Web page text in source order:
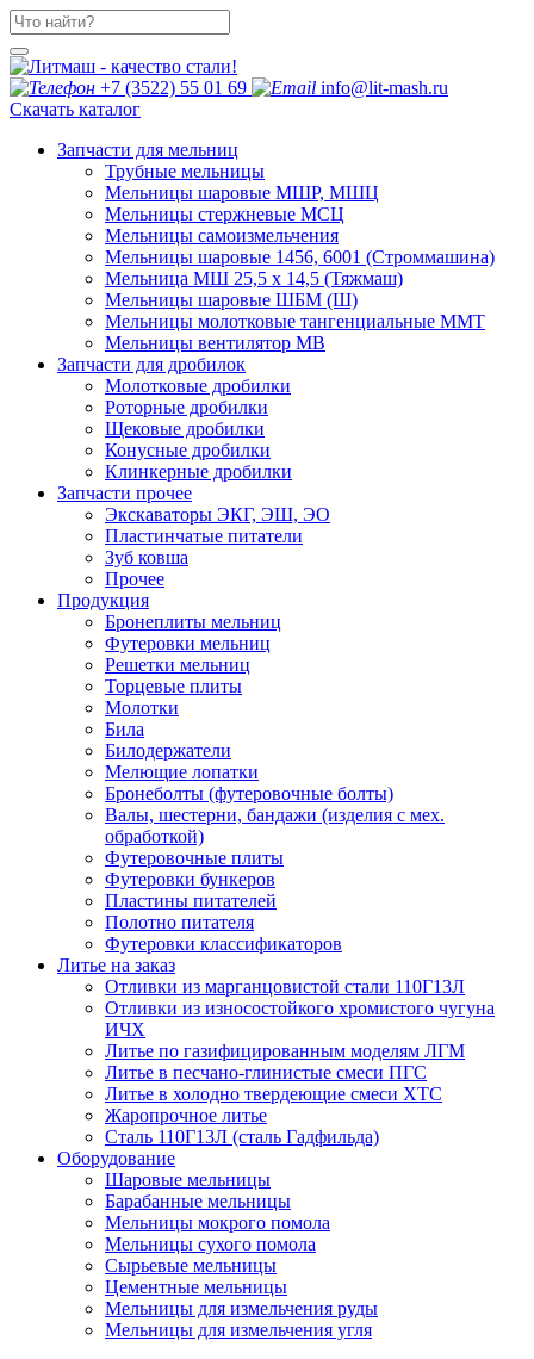
+7 (3522) 55 01 69
info@lit-mash.ru
Скачать каталог
Запчасти для мельниц
Трубные мельницы
Мельницы шаровые МШР, МШЦ
Мельницы стержневые МСЦ
Мельницы самоизмельчения
Мельницы шаровые 1456, 6001 (Строммашина)
Мельница МШ 25,5 х 14,5 (Тяжмаш)
Мельницы шаровые ШБМ (Ш)
Мельницы молотковые тангенциальные ММТ
Мельницы вентилятор МВ
Запчасти для дробилок
Молотковые дробилки
Роторные дробилки
Щековые дробилки
Конусные дробилки
Клинкерные дробилки
Запчасти прочее
Экскаваторы ЭКГ, ЭШ, ЭО
Пластинчатые питатели
Зуб ковша
Прочее
Продукция
Бронеплиты мельниц
Футеровки мельниц
Решетки мельниц
Торцевые плиты
Молотки
Била
Билодержатели
Мелющие лопатки
Бронеболты (футеровочные болты)
Валы, шестерни, бандажи (изделия с мех.
обработкой)
Футеровочные плиты
Футеровки бункеров
Пластины питателей
Полотно питателя
Футеровки классификаторов
Литье на заказ
Отливки из марганцовистой стали 110Г13Л
Отливки из износостойкого хромистого чугуна
ИЧХ
Литье по газифицированным моделям ЛГМ
Литье в песчано-глинистые смеси ПГС
Литье в холодно твердеющие смеси ХТС
Жаропрочное литье
Сталь 110Г13Л (сталь Гадфильда)
Оборудование
Шаровые мельницы
Барабанные мельницы
Мельницы мокрого помола
Мельницы сухого помола
Сырьевые мельницы
Цементные мельницы
Мельницы для измельчения руды
Мельницы для измельчения угля